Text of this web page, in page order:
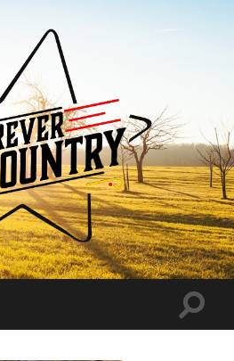
Forever
Country
Toggle